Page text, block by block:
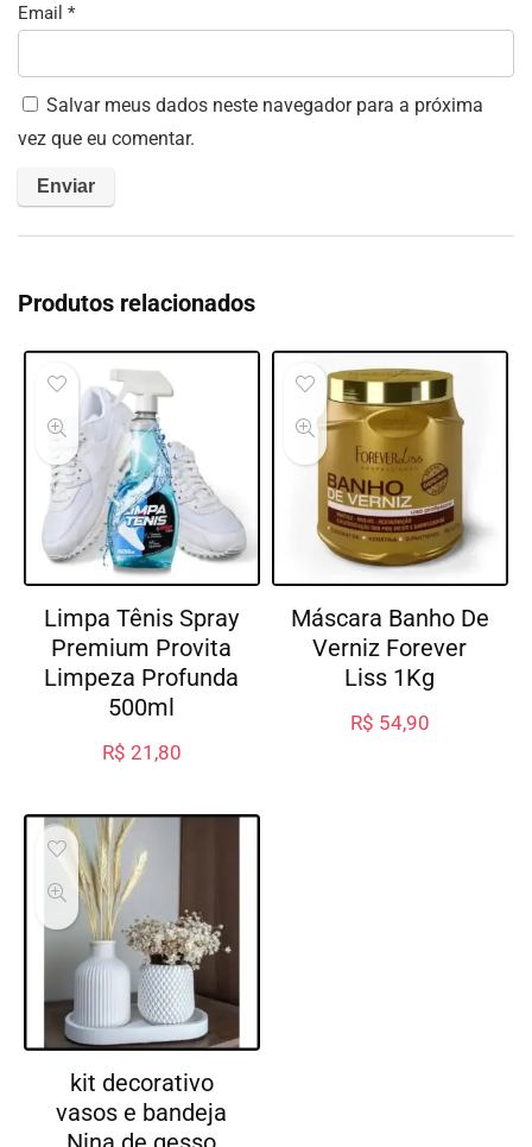
Email *
Salvar meus dados neste navegador para a próxima
vez que eu comentar.
Produtos relacionados
Limpa Tênis Spray
Premium Provita
Limpeza Profunda
500ml
R$ 21,80
Máscara Banho De
Verniz Forever
Liss 1Kg
R$ 54,90
kit decorativo
vasos e bandeja